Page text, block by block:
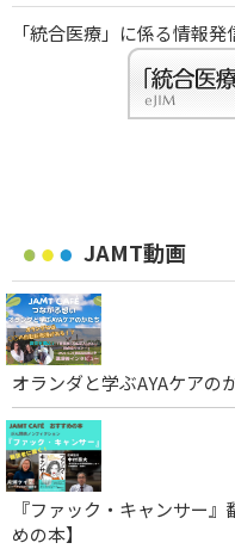
「統合医療」に係る情報
JAMT動画
オランダと学ぶAYAケアの
『ファック・キャンサー
めの本】